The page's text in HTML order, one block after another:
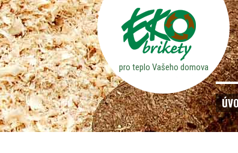
pro teplo Vašeho domova